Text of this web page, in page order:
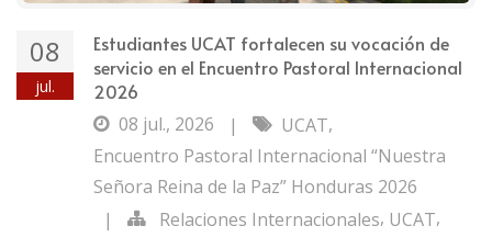
08
jul.
Estudiantes UCAT fortalecen su vocación de
servicio en el Encuentro Pastoral Internacional
2026
08 jul., 2026
| UCAT,
Encuentro Pastoral Internacional “Nuestra
Señora Reina de la Paz” Honduras 2026
|
Relaciones Internacionales, UCAT,